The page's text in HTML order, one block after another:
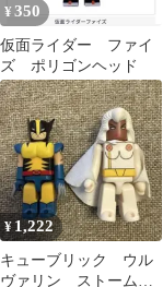
¥350
仮面ライダー ファイ
ズ ポリゴンヘッド
¥1,222
キューブリック ウル
ヴァリン ストーム 2